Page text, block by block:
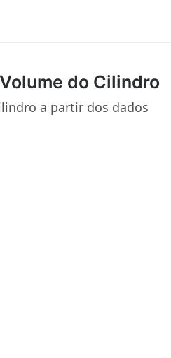
do Cilindro
a partir dos dados